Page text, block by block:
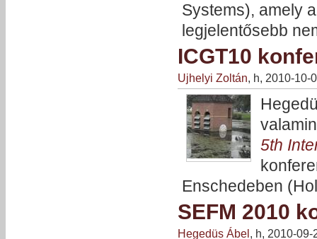
Systems), amely
legjelentősebb
ICGT10
Ujhelyi Zoltán, h, 2010-10-
5th
Enschedeben
SEFM 2010
Hegedüs Ábel, h, 2010-